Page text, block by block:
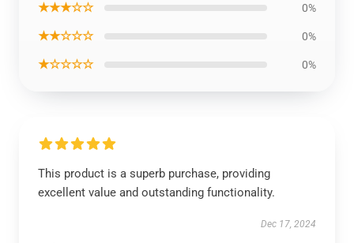
★★★☆☆ 0%
★★☆☆☆ 0%
★☆☆☆☆ 0%
This product is a superb purchase, providing
excellent value and outstanding functionality.
Dec 17, 2024